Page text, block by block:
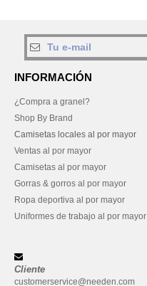
INFORMACIÓN
¿Compra a granel?
Shop By Brand
Camisetas locales al por mayor
Ventas al por mayor
Camisetas al por mayor
Gorras & gorros al por mayor
Ropa deportiva al por mayor
Uniformes de trabajo al por mayor
Cliente
customerservice@needen.com